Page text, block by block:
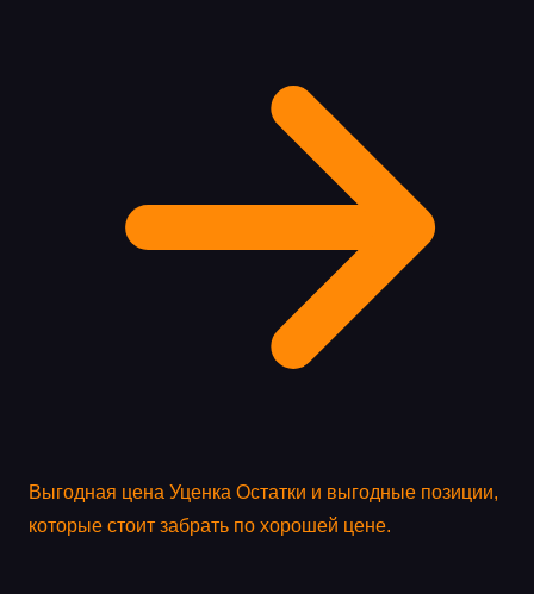
Выгодная цена Уценка Остатки и выгодные позиции,
которые стоит забрать по хорошей цене.